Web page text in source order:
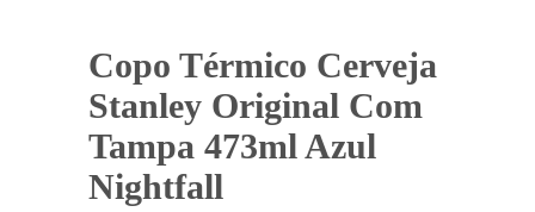
Copo Térmico Cerveja
Stanley Original Com
Tampa 473ml Azul
Nightfall